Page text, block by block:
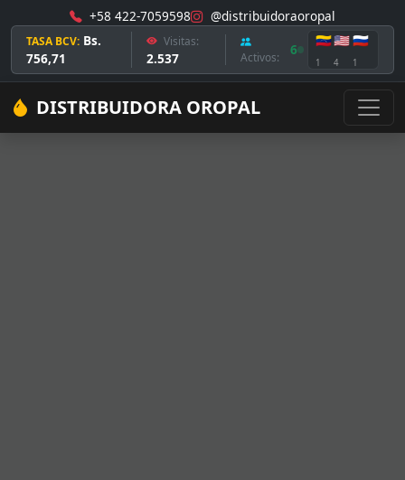
+58 422-7059598 @distribuidoraoropal
TASA BCV: Bs.
756,71
Visitas:
2.537 Activos: 6
🇻🇪
1
🇺🇸
4
🇷🇺
1
DISTRIBUIDORA OROPAL